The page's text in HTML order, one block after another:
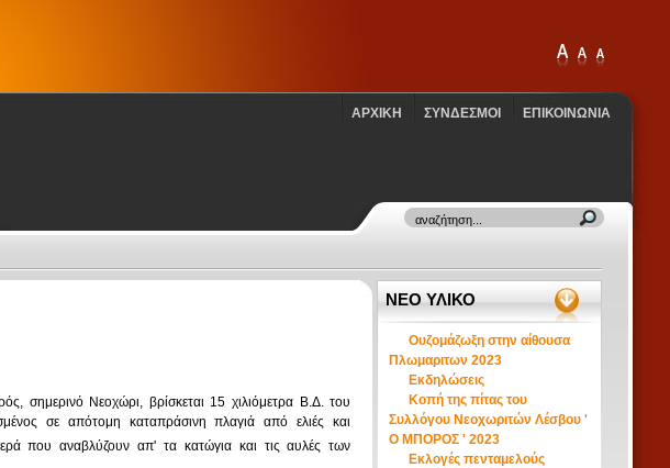
ΕΠΙΚΟΙΝΩΝΙΑ
ΣΥΝΔΕΣΜΟΙ
ΑΡΧΙΚΗ
σημερινό Νεοχώρι, βρίσκεται 15 χιλιόμετρα Β.Δ. του
σε απότομη καταπράσινη πλαγιά από ελιές και
που αναβλύζουν απ' τα κατώγια και τις αυλές των
ΝΕΟ ΥΛΙΚΟ
Ουζομάζωξη στην αίθουσα
Πλωμαριτων 2023
Εκδηλώσεις
Κοπή της πίτας του
Συλλόγου Νεοχωριτών Λέσβου '
Ο ΜΠΟΡΟΣ ' 2023
Εκλογές πενταμελούς